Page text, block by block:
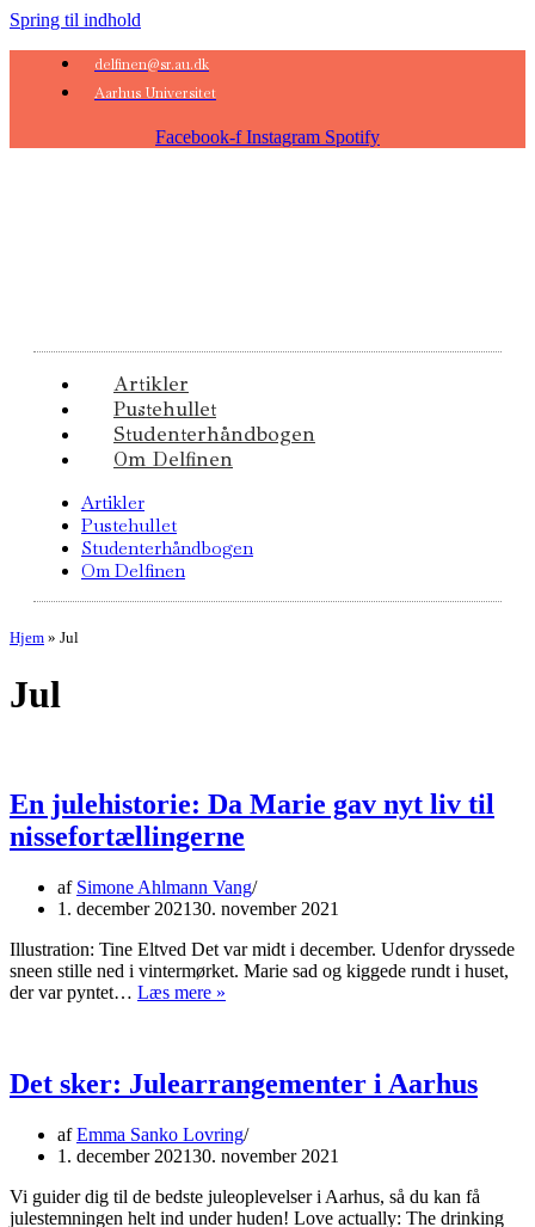
Spring til indhold
delfinen@sr.au.dk
Aarhus Universitet
Facebook-f Instagram Spotify
Artikler
Pustehullet
Studenterhåndbogen
Om Delfinen
Artikler
Pustehullet
Studenterhåndbogen
Om Delfinen
Hjem » Jul
Jul
En julehistorie: Da Marie gav nyt liv til
nissefortællingerne
af Simone Ahlmann Vang
1. december 202130. november 2021
Illustration: Tine Eltved Det var midt i december. Udenfor dryssede
sneen stille ned i vintermørket. Marie sad og kiggede rundt i huset,
der var pyntet… Læs mere »
gav
nyt
til
nissefortællingerne
Det sker: Julearrangementer i Aarhus
afEmma Sanko Lovring
1. december 202130. november 2021
Vi guider dig til de bedste juleoplevelser i Aarhus, så du kan få
julestemningen helt ind under huden! Love actually: The drinking